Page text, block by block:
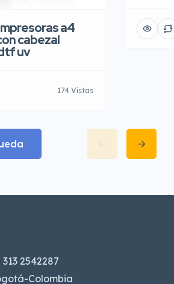
a4
cabezal
uv
174 Vistas
313 2542287
Colombia